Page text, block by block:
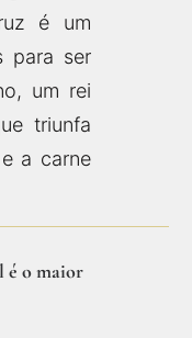
é um
para ser
um rei
triunfa
a carne
é o maior